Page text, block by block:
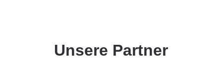
Unsere Partner